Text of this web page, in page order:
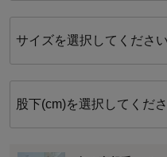
サイズを選択してください
股下(cm)を選択してくだ